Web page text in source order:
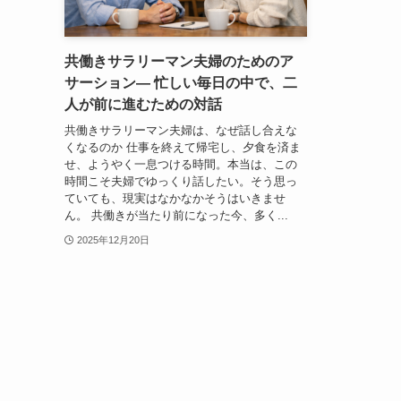
共働きサラリーマン夫婦のためのア
サーション― 忙しい毎日の中で、二
人が前に進むための対話
共働きサラリーマン夫婦は、なぜ話し合えな
くなるのか 仕事を終えて帰宅し、夕食を済ま
せ、ようやく一息つける時間。本当は、この
時間こそ夫婦でゆっくり話したい。そう思っ
ていても、現実はなかなかそうはいきませ
ん。 共働きが当たり前になった今、多く...
2025年12月20日